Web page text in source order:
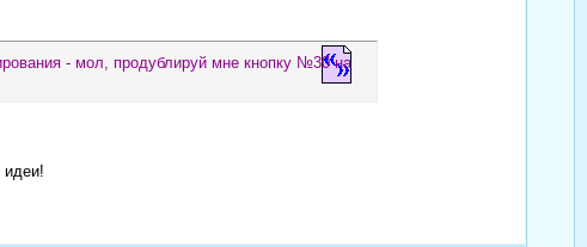
- мол, продублируй мне кнопку №30 на
идеи!